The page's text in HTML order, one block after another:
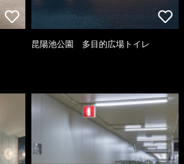
昆陽池公園 多目的広場トイレ